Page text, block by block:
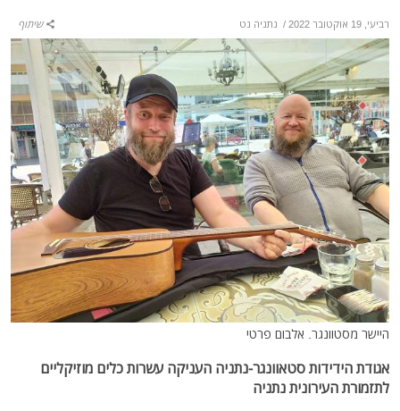
רביעי, 19 אוקטובר 2022 / נתניה נט שיתוף
היישר מסטוונגר. אלבום פרטי
אגודת הידידות סטאוונגר-נתניה העניקה עשרות כלים מוזיקליים
לתזמורת העירונית נתניה